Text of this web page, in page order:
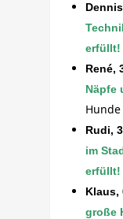
erfüllt!
René,
Näpfe
Rudi,
im
erfüllt!
Klaus,
große